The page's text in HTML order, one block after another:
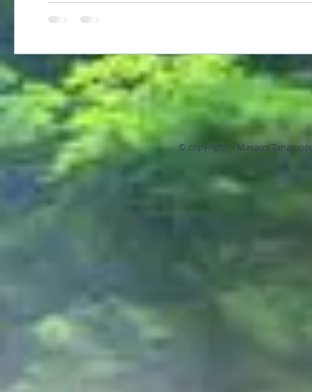
© copyright – Masami